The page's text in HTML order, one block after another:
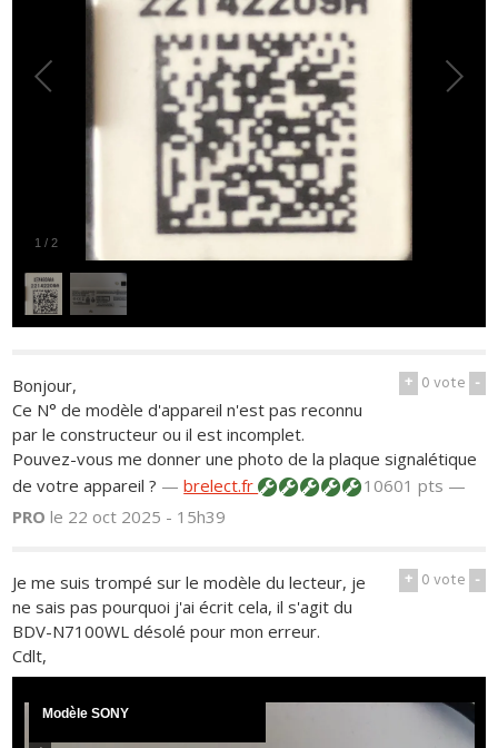
1 /2
+ 0vote -
Bonjour,
Ce N° de modèle d'appareil n'est pas reconnu
par le constructeur ou il est incomplet.
Pouvez-vous me donner une photo de la plaque signalétique
de votre appareil ? —brelect.fr
10601 pts —
PRO le 22 oct 2025 - 15h39
+ 0vote -
Je me suis trompé sur le modèle du lecteur, je
ne sais pas pourquoi j'ai écrit cela, il s'agit du
BDV-N7100WL désolé pour mon erreur.
Cdlt,
Modèle SONY